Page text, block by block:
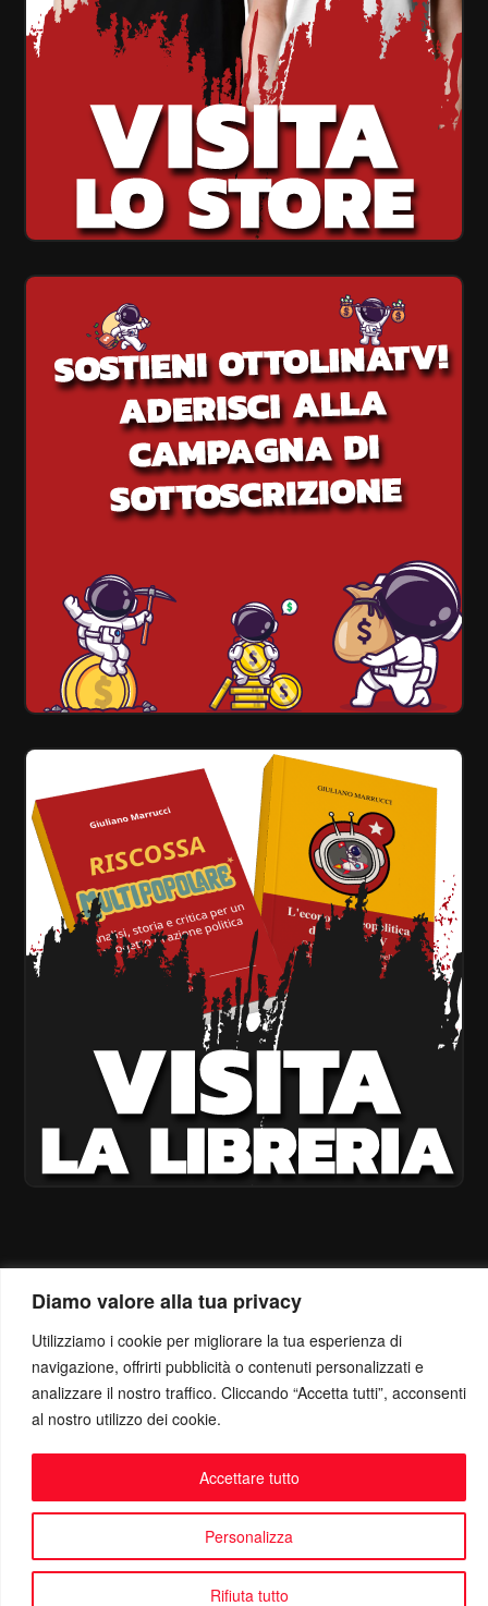
Diamo valore alla tua privacy
Utilizziamo i cookie per migliorare la tua esperienza di
navigazione, offrirti pubblicità o contenuti personalizzati e
analizzare il nostro traffico. Cliccando “Accetta tutti”, acconsenti
al nostro utilizzo dei cookie.
Personalizza
Rifiuta tutto
Accettare tutto